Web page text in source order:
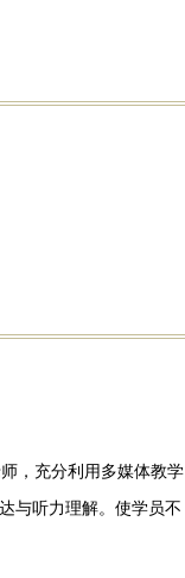
，充分利用多媒体教学
与听力理解。使学员不